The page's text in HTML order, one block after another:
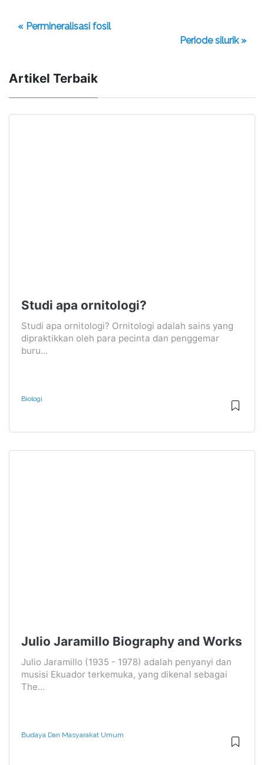
« Permineralisasi fosil
Periode silurik »
Artikel Terbaik
Studi apa ornitologi?
Studi apa ornitologi? Ornitologi adalah sains yang
dipraktikkan oleh para pecinta dan penggemar
buru...
Biologi
Julio Jaramillo Biography and Works
Julio Jaramillo (1935 - 1978) adalah penyanyi dan
musisi Ekuador terkemuka, yang dikenal sebagai
The...
Budaya Dan Masyarakat Umum